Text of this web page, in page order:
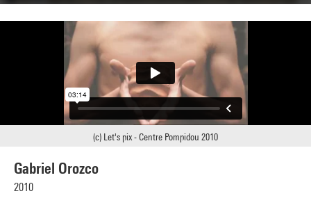
Gabriel Orozco
2010
(c) Let's pix - Centre Pompidou 2010